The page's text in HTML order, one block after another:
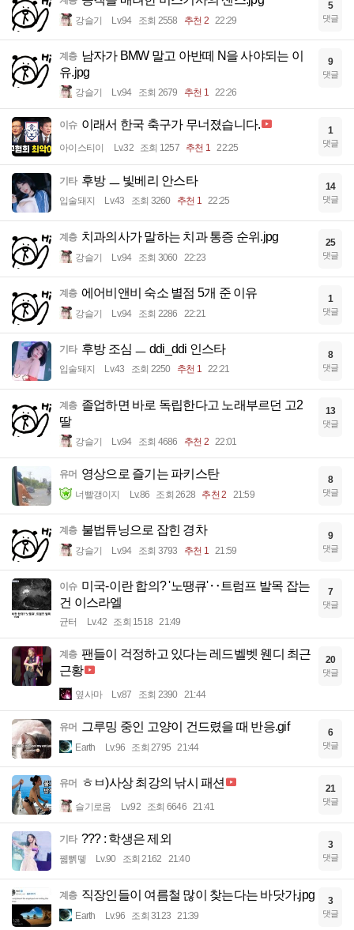
강슬기 Lv.94 조회 2558 추천 2 22:29
5
댓글
계층 남자가 BMW 말고 아반떼 N을 사야되는 이
유.jpg
강슬기 Lv.94 조회 2679 추천 1 22:26
9
댓글
이슈 이래서 한국 축구가 무너졌습니다.
아이스티이 Lv.32 조회 1257 추천 1 22:25
1
댓글
기타 후방 ㅡ 빛베리 안스타
입술돼지 Lv.43 조회 3260 추천 1 22:25
14
댓글
계층 치과의사가 말하는 치과 통증 순위.jpg
강슬기 Lv.94 조회 3060 22:23
25
댓글
계층 에어비앤비 숙소 별점 5개 준 이유
강슬기 Lv.94 조회 2286 22:21
1
댓글
기타 후방 조심 ㅡ ddi_ddi 인스타
입술돼지 Lv.43 조회 2250 추천 1 22:21
8
댓글
계층 졸업하면 바로 독립한다고 노래부르던 고2
딸
강슬기 Lv.94 조회 4686 추천 2 22:01
13
댓글
유머 영상으로 즐기는 파키스탄
너빨갱이지 Lv.86 조회 2628 추천 2 21:59
8
댓글
계층 불법튜닝으로 잡힌 경차
강슬기 Lv.94 조회 3793 추천 1 21:59
9
댓글
이슈 미국-이란 합의? '노땡큐'‥트럼프 발목 잡는
건 이스라엘
균터 Lv.42 조회 1518 21:49
7
댓글
계층 팬들이 걱정하고 있다는 레드벨벳 웬디 최근
근황
옆사마 Lv.87 조회 2390 21:44
20
댓글
유머 그루밍 중인 고양이 건드렸을 때 반응.gif
Earth Lv.96 조회 2795 21:44
6
댓글
유머 ㅎㅂ)사상 최강의 낚시 패션
슬기로움 Lv.92 조회 6646 21:41
21
댓글
기타 ??? : 학생은 제외
꿻뻵뗗 Lv.90 조회 2162 21:40
3
댓글
계층 직장인들이 여름철 많이 찾는다는 바닷가.jpg
Earth Lv.96 조회 3123 21:39
3
댓글